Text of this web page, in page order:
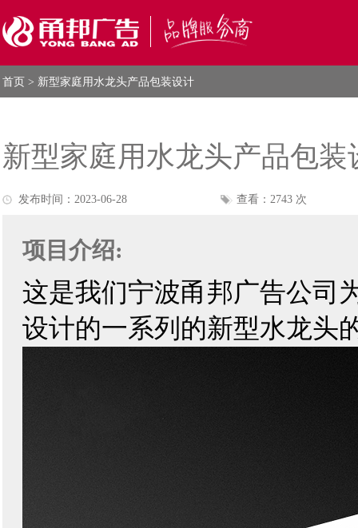
首页 > 新型家庭用水龙头产品包装设计
新型家庭用水龙头产品包装
发布时间：2023-06-28 查看：2743 次
项目介绍:
这是我们宁波甬邦广告公司
设计的一系列的新型水龙头